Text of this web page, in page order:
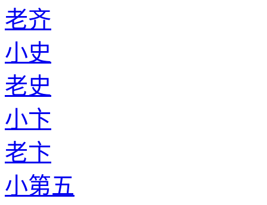
老齐
小史
老史
小卞
老卞
小第五